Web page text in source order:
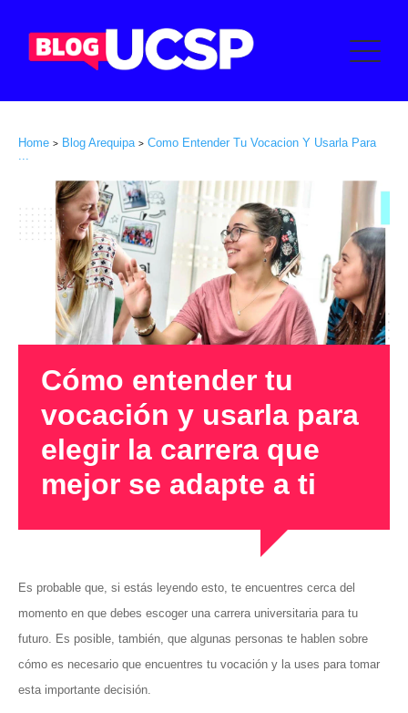
Home > Blog Arequipa > Como Entender Tu Vocacion Y Usarla Para
...
Cómo entender tu
vocación y usarla para
elegir la carrera que
mejor se adapte a ti
Es probable que, si estás leyendo esto, te encuentres cerca del
momento en que debes escoger una carrera universitaria para tu
futuro. Es posible, también, que algunas personas te hablen sobre
cómo es necesario que encuentres tu vocación y la uses para tomar
esta importante decisión.